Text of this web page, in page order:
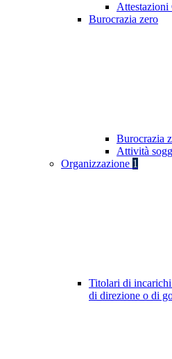
Attestazioni
Burocrazia zero
Burocrazia
Attività
Organizzazione 1
Titolari di
di direzione o di